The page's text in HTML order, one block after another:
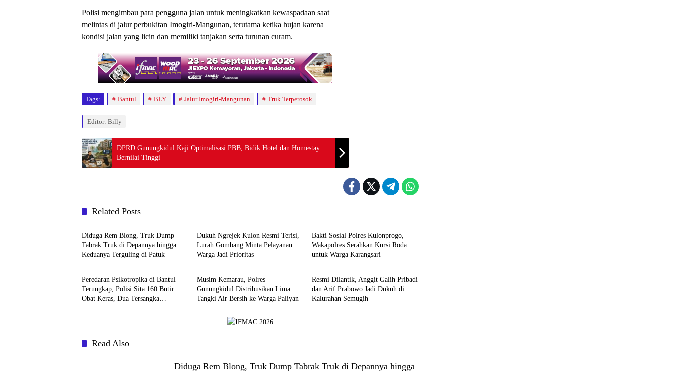
Polisi mengimbau para pengguna jalan untuk meningkatkan kewaspadaan saat
melintas di jalur perbukitan Imogiri-Mangunan, terutama ketika hujan karena
kondisi jalan yang licin dan memiliki tanjakan serta turunan curam.
Tags: Bantul BLY Jalur Imogiri-Mangunan Truk Terperosok
Editor: Billy
DPRD Gunungkidul Kaji Optimalisasi PBB, Bidik Hotel dan Homestay
Bernilai Tinggi
Related Posts
Berita
Diduga Rem Blong, Truk Dump
Tabrak Truk di Depannya hingga
Keduanya Terguling di Patuk
Dukuh Ngrejek Kulon Resmi Terisi,
Lurah Gombang Minta Pelayanan
Warga Jadi Prioritas
Bakti Sosial Polres Kulonprogo,
Wakapolres Serahkan Kursi Roda
untuk Warga Karangsari
Peredaran Psikotropika di Bantul
Terungkap, Polisi Sita 160 Butir
Obat Keras, Dua Tersangka
Berita
Musim Kemarau, Polres
Gunungkidul Distribusikan Lima
Tangki Air Bersih ke Warga Paliyan
Resmi Dilantik, Anggit Galih Pribadi
dan Arif Prabowo Jadi Dukuh di
Kalurahan Semugih
Read Also
Diduga Rem Blong, Truk Dump Tabrak Truk di Depannya hingga